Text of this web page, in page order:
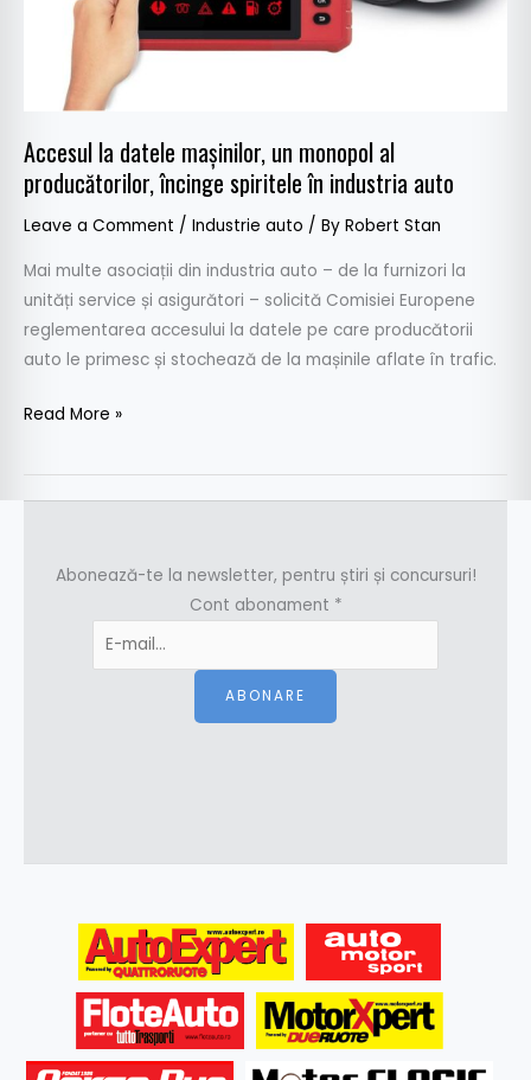
Accesul la datele mașinilor, un monopol al
producătorilor, încinge spiritele în industria auto
Leave a Comment / Industrie auto / By Robert Stan
Mai multe asociații din industria auto – de la furnizori la
unități service și asigurători – solicită Comisiei Europene
reglementarea accesului la datele pe care producătorii
auto le primesc și stochează de la mașinile aflate în trafic.
producătorilor,
încinge
spiritele
auto
Read More »
Abonează-te la newsletter, pentru știri și concursuri!
Cont abonament *
ABONARE